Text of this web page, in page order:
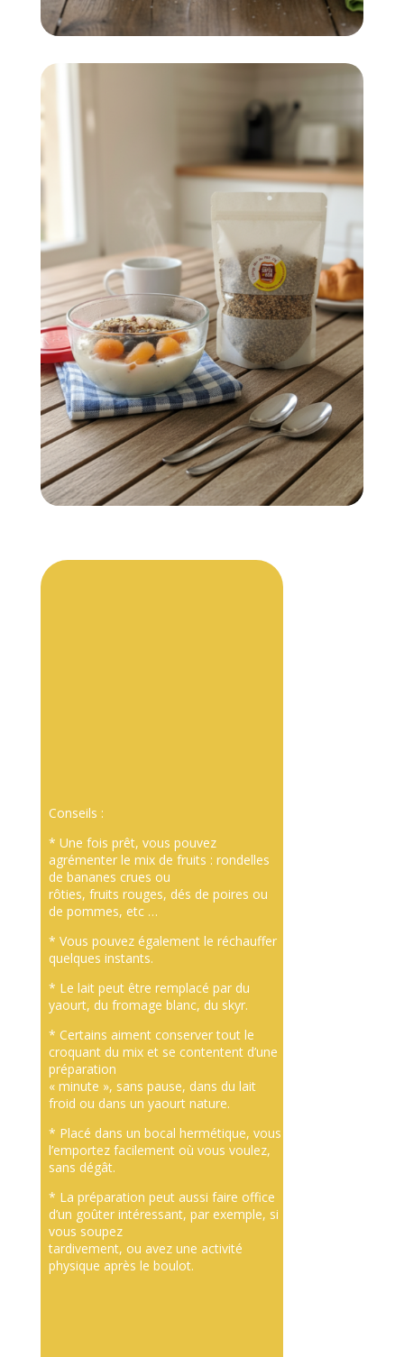
Conseils :
* Une fois prêt, vous pouvez
agrémenter le mix de fruits : rondelles
de bananes crues ou
rôties, fruits rouges, dés de poires ou
de pommes, etc …
* Vous pouvez également le réchauffer
quelques instants.
* Le lait peut être remplacé par du
yaourt, du fromage blanc, du skyr.
* Certains aiment conserver tout le
croquant du mix et se contentent d’une
préparation
« minute », sans pause, dans du lait
froid ou dans un yaourt nature.
* Placé dans un bocal hermétique, vous
l’emportez facilement où vous voulez,
sans dégât.
* La préparation peut aussi faire office
d’un goûter intéressant, par exemple, si
vous soupez
tardivement, ou avez une activité
physique après le boulot.